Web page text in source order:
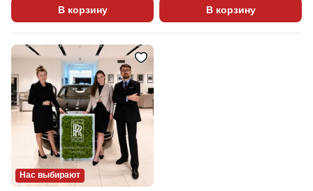
В корзину В корзину
Нас выбирают